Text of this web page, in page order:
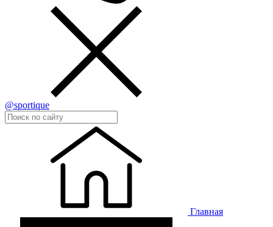
@sportique
Главная